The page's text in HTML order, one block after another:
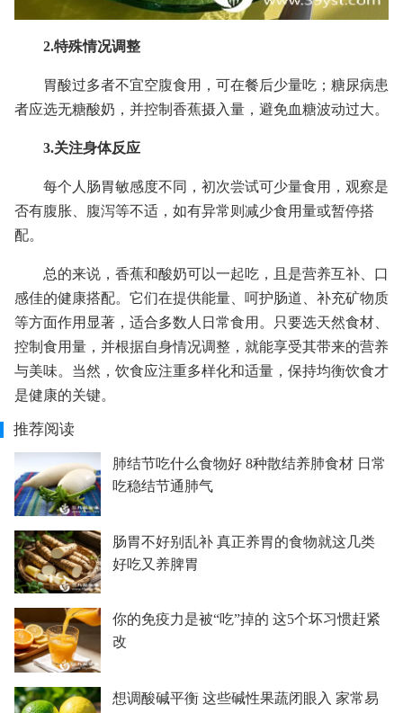
2.特殊情况调整
胃酸过多者不宜空腹食用，可在餐后少量吃；糖尿病患
者应选无糖酸奶，并控制香蕉摄入量，避免血糖波动过大。
3.关注身体反应
每个人肠胃敏感度不同，初次尝试可少量食用，观察是
否有腹胀、腹泻等不适，如有异常则减少食用量或暂停搭
配。
总的来说，香蕉和酸奶可以一起吃，且是营养互补、口
感佳的健康搭配。它们在提供能量、呵护肠道、补充矿物质
等方面作用显著，适合多数人日常食用。只要选天然食材、
控制食用量，并根据自身情况调整，就能享受其带来的营养
与美味。当然，饮食应注重多样化和适量，保持均衡饮食才
是健康的关键。
推荐阅读
肺结节吃什么食物好 8种散结养肺食材 日常
吃稳结节通肺气
肠胃不好别乱补 真正养胃的食物就这几类
好吃又养脾胃
你的免疫力是被“吃”掉的 这5个坏习惯赶紧
改
想调酸碱平衡 这些碱性果蔬闭眼入 家常易